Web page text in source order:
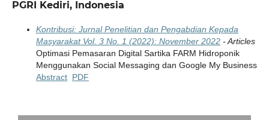
PGRI Kediri, Indonesia
Kontribusi: Jurnal Penelitian dan Pengabdian Kepada
Masyarakat Vol. 3 No. 1 (2022): November 2022- Articles
Optimasi Pemasaran Digital Sartika FARM Hidroponik
Menggunakan Social Messaging dan Google My Business
Abstract PDF